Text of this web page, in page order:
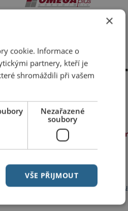
Další články v rubrice
Mladí golfisté ze Svobodných Hamrů
vybojovali republikové stříbro. V týmu
×
cookie. Informace o
partnery, kteří je
shromáždili při vašem
Nezařazené
soubory
VŠE PŘIJMOUT